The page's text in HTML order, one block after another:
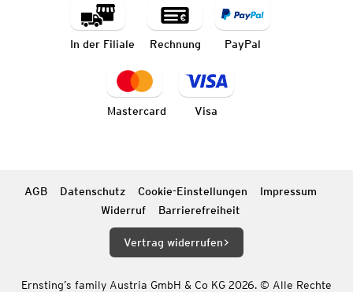
In der Filiale Rechnung PayPal
Mastercard Visa
AGB Datenschutz Cookie-Einstellungen
Impressum
Widerruf
Barrierefreiheit
Vertrag widerrufen
Ernsting’s family Austria GmbH & Co KG 2026. © Alle Rechte